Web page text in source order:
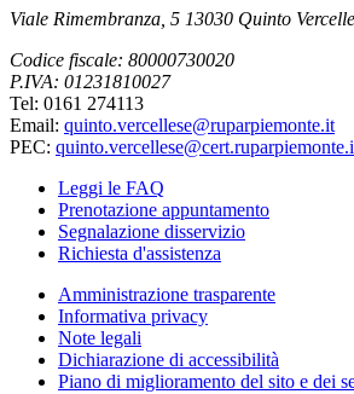
Viale Rimembranza, 5 13030 Quinto
Codice fiscale: 80000730020
P.IVA: 01231810027
Tel: 0161 274113
Email: quinto.vercellese@ruparpiemonte.it
PEC:
Leggi le FAQ
Prenotazione appuntamento
Segnalazione disservizio
Richiesta d'assistenza
Amministrazione trasparente
Informativa privacy
Note legali
Dichiarazione di accessibilità
Piano di miglioramento del sito e dei